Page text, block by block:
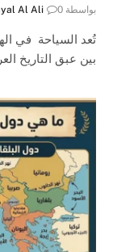
بواسطة Al Ali 0
تُعد السياحة في
بين عبق التاريخ